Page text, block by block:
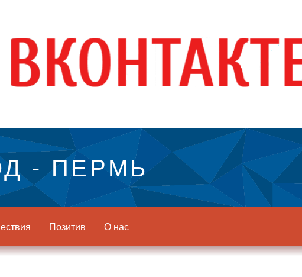
- ПЕРМЬ
Позитив О нас